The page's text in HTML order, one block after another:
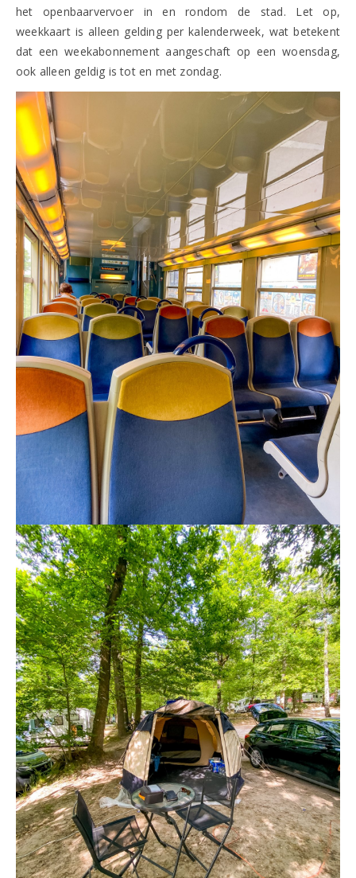
het openbaarvervoer in en rondom de stad. Let op,
weekkaart is alleen gelding per kalenderweek, wat betekent
dat een weekabonnement aangeschaft op een woensdag,
ook alleen geldig is tot en met zondag.